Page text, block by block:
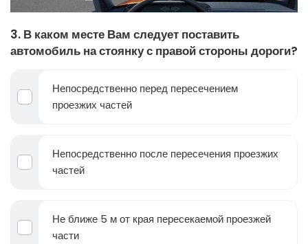
3. В каком месте Вам следует поставить
автомобиль на стоянку с правой стороны дороги?
Непосредственно перед пересечением
проезжих частей
Непосредственно после пересечения проезжих
частей
Не ближе 5 м от края пересекаемой проезжей
части